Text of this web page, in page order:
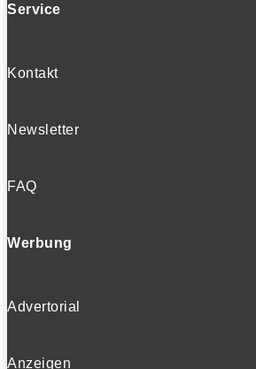
Service
Kontakt
Newsletter
FAQ
Werbung
Advertorial
Anzeigen